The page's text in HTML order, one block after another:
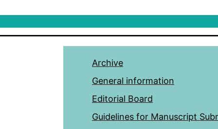
Archive
General information
Editorial Board
Guidelines for Manuscript